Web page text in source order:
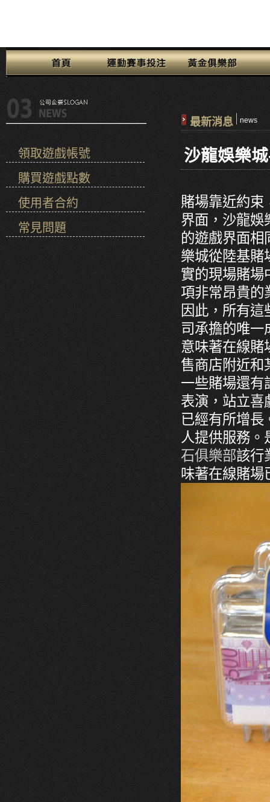
領取遊戲帳號
購買遊戲點數
使用者合約
常見問題
最新消息 news
沙龍娛樂
賭場靠近約束
界面，沙龍娛
的遊戲界面相
樂城從陸基賭
實的現場賭場
項非常昂貴的
因此，所有
司承擔的唯一
意味著在線賭
售商店附近和
一些賭場還有
表演，站立喜
已經有所增長
人提供服務。
石俱樂部該行
味著在線賭場